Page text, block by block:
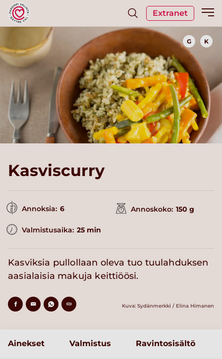
Extranet
G K
Kasviscurry
Annoksia: 6 Annoskoko: 150 g
Valmistusaika: 25 min
Kasviksia pullollaan oleva tuo tuulahduksen
aasialaisia makuja keittiöösi.
Kuva: Sydänmerkki / Elina Himanen
Ainekset Valmistus Ravintosisältö